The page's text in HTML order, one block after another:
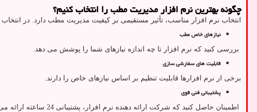
چگونه بهترین نرم ‌افزار مدیریت مطب را انتخاب کنیم؟
انتخاب نرم ‌افزار مناسب، تأثیر مستقیمی بر کیفیت مدیریت مطب دارد. در انتخاب
نیازهای خاص مطب
بررسی کنید که نرم ‌افزار تا چه اندازه نیازهای شما را پوشش می ‌دهد.
قابلیت‌ های سفارشی ‌سازی
برخی از نرم ‌افزارها قابلیت تنظیم بر اساس نیازهای خاص را دارند.
پشتیبانی فنی قوی
اطمینان حاصل کنید که شرکت ارائه‌ دهنده نرم ‌افزار، پشتیبانی 24 ساعته ارائه می ‌دهد.